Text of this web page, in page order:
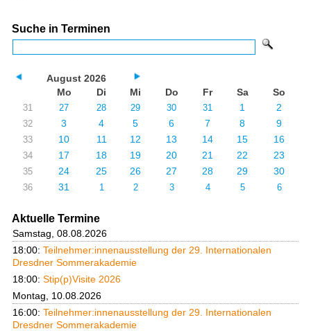
Suche in Terminen
August 2026
Mo
Di Mi Do Fr Sa So
31 27 28 29 30 31 1 2
32 3 4 5 6 7 8 9
33 10 11 12 13 14 15 16
34 17 18 19 20 21 22 23
35 24 25 26 27 28 29 30
36 31 1 2 3 4 5 6
Aktuelle Termine
Samstag, 08.08.2026
18:00: Teilnehmer:innenausstellung der 29. Internationalen
Dresdner Sommerakademie
18:00: Stip(p)Visite 2026
Montag, 10.08.2026
16:00: Teilnehmer:innenausstellung der 29. Internationalen
Dresdner Sommerakademie